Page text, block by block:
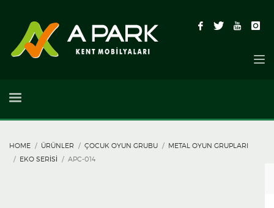
HOME ÜRÜNLER ÇOCUK OYUN GRUBU
METAL OYUN GRUPLARI
EKO SERISI
APC-014